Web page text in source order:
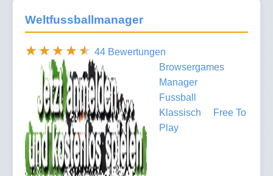
Weltfussballmanager
44 Bewertungen
Browsergames
Manager
Fussball
Klassisch
Free To
Play